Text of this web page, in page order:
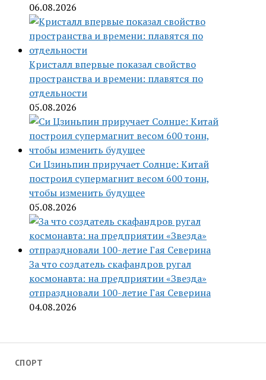
06.08.2026
Кристалл впервые показал свойство
пространства и времени: плавятся по
отдельности
05.08.2026
Си Цзиньпин приручает Солнце: Китай
построил супермагнит весом 600 тонн,
чтобы изменить будущее
05.08.2026
За что создатель скафандров ругал
космонавта: на предприятии «Звезда»
отпраздновали 100-летие Гая Северина
04.08.2026
СПОРТ